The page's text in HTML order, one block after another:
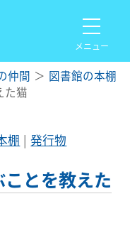
メニュー
仲間
図書館の本棚
た猫
棚 発行物
とを教えた